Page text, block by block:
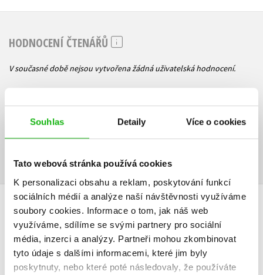
Souhlas Detaily Více o cookies
Tato webová stránka používá cookies
K personalizaci obsahu a reklam, poskytování funkcí
sociálních médií a analýze naší návštěvnosti využíváme
soubory cookies. Informace o tom, jak náš web
využíváme, sdílíme se svými partnery pro sociální
média, inzerci a analýzy. Partneři mohou zkombinovat
tyto údaje s dalšími informacemi, které jim byly
poskytnuty, nebo které poté následovaly, že používáte
HODNOCENÍ ČTENÁŘŮ
V současné době nejsou vytvořena žádná uživatelská hodnocení.
Uživatelskou recenzi mohou vkládat pouze registrovaní uživatelé
AUTOR KNIHY